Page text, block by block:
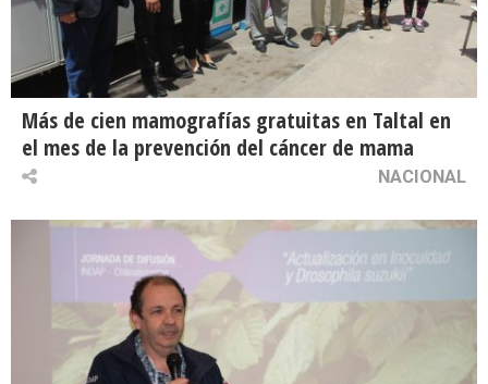
Más de cien mamografías gratuitas en Taltal en
el mes de la prevención del cáncer de mama
NACIONAL